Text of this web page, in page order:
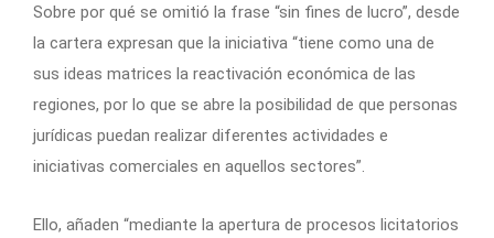
Sobre por qué se omitió la frase “sin fines de lucro”, desde
la cartera expresan que la iniciativa “tiene como una de
sus ideas matrices la reactivación económica de las
regiones, por lo que se abre la posibilidad de que personas
jurídicas puedan realizar diferentes actividades e
iniciativas comerciales en aquellos sectores”.
Ello, añaden “mediante la apertura de procesos licitatorios